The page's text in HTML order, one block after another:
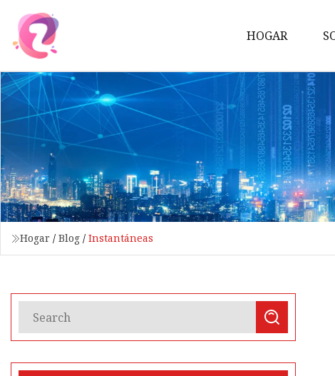
HOGAR
Hogar / Blog / Instantáneas